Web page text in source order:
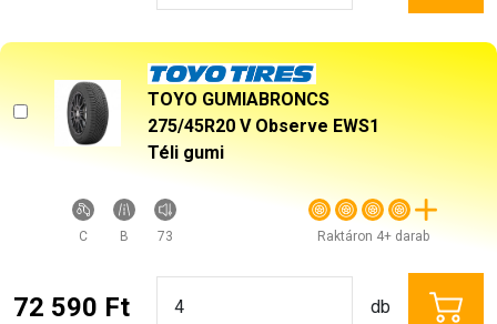
TOYO GUMIABRONCS
275/45R20 V Observe EWS1
Téli gumi
C B 73 Raktáron 4+ darab
72 590 Ft db